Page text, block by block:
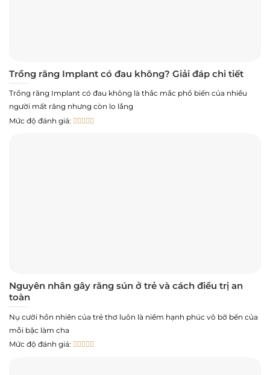
Trồng răng Implant có đau không? Giải đáp chi tiết
Trồng răng Implant có đau không là thắc mắc phổ biến của nhiều
người mất răng nhưng còn lo lắng
Mức độ đánh giá:
Nguyên nhân gây răng sún ở trẻ và cách điều trị an
toàn
Nụ cười hồn nhiên của trẻ thơ luôn là niềm hạnh phúc vô bờ bến của
mỗi bậc làm cha
Mức độ đánh giá: